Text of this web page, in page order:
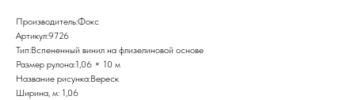
Производитель:Фокс
Артикул:9726
Тип:Вспененный винил на флизелиновой основе
Размер рулона:1,06 × 10 м
Название рисунка:Вереск
Ширина, м: 1,06